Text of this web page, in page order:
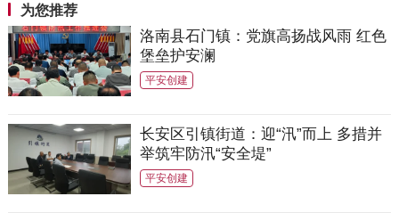
为您推荐
洛南县石门镇：党旗高扬战风雨 红色
堡垒护安澜
平安创建
长安区引镇街道：迎“汛”而上 多措并
举筑牢防汛“安全堤”
平安创建